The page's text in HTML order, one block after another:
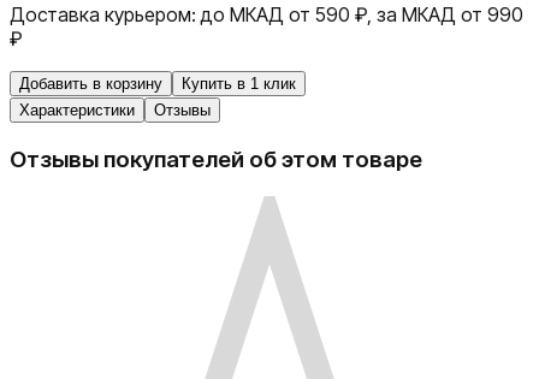
Доставка курьером: до МКАД от 590 ₽, за МКАД от 990
₽
Добавить в корзину
Купить в 1 клик
Характеристики
Отзывы
Отзывы покупателей об этом товаре